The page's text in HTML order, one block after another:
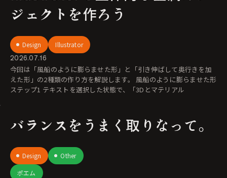
ジェクトを作ろう
Design Illustrator
2026.07.16
今回は「風船のように膨らませた形」と「引き伸ばして奥行きを加
えた形」の2種類の作り方を解説します。 風船のように膨らませた形
ステップ1 テキストを選択した状態で、「3Dとマテリアル
バランスをうまく取りなって。
Design
Other
ポエム